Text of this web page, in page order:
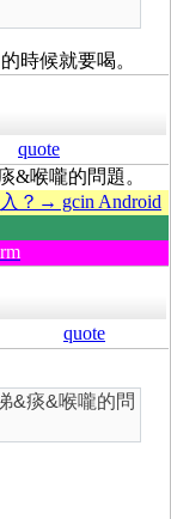
時候就要喝。
quote
&喉嚨的問題。
？→ gcin Android
quote
&痰&喉嚨的問